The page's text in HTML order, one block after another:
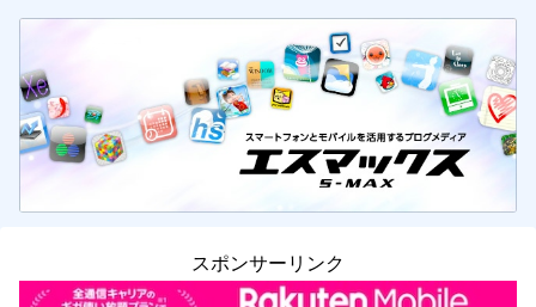
スポンサーリンク